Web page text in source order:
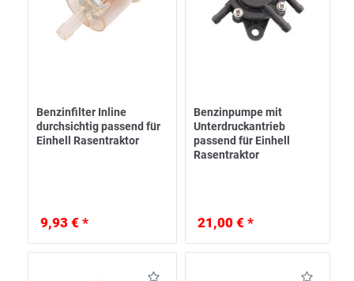
Benzinfilter Inline
durchsichtig passend für
Einhell Rasentraktor
9,93 € *
Benzinpumpe mit
Unterdruckantrieb
passend für Einhell
Rasentraktor
21,00 € *